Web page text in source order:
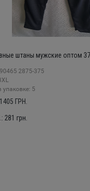
штаны мужские оптом
2875-375
упаковке: 5
1405 ГРН.
281 грн.